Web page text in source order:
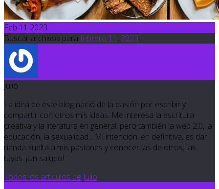
Feb 11 2023
Buscar archivos para febrero 11 , 2023
Julio
La idea de este blog nació de la pasión por escribir y
compartir con otros mis ideas. Me interesa la escritura
creativa y la literatura en general, pero también la web 2.0, la
educación, la sexualidad... Mi intención, en definitiva, es dar
rienda suelta a mis pasiones y conocer las de otros; las
tuyas. ¡Un saludo!
Todos los artículos de Julio